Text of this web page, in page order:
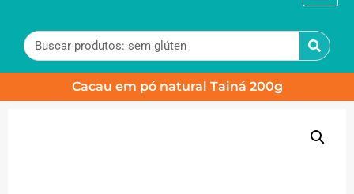
Cacau em pó natural Tainá 200g